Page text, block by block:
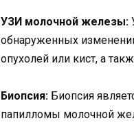
УЗИ молочной железы:
обнаруженных
опухолей или кист, а
Биопсия: Биопсия
папилломы молочной